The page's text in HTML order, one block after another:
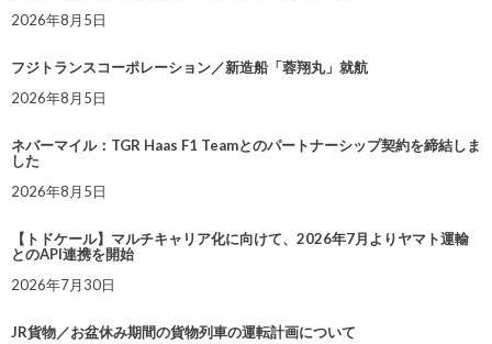
2026年8月5日
フジトランスコーポレーション／新造船「蓉翔丸」就航
2026年8月5日
ネバーマイル：TGR Haas F1 Teamとのパートナーシップ契約を締結しま
した
2026年8月5日
【トドケール】マルチキャリア化に向けて、2026年7月よりヤマト運輸
とのAPI連携を開始
2026年7月30日
JR貨物／お盆休み期間の貨物列車の運転計画について